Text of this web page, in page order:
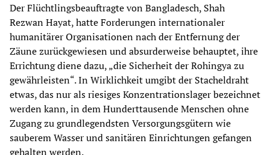
Der Flüchtlingsbeauftragte von Bangladesch, Shah
Rezwan Hayat, hatte Forderungen internationaler
humanitärer Organisationen nach der Entfernung der
Zäune zurückgewiesen und absurderweise behauptet, ihre
Errichtung diene dazu, „die Sicherheit der Rohingya zu
gewährleisten“. In Wirklichkeit umgibt der Stacheldraht
etwas, das nur als riesiges Konzentrationslager bezeichnet
werden kann, in dem Hunderttausende Menschen ohne
Zugang zu grundlegendsten Versorgungsgütern wie
sauberem Wasser und sanitären Einrichtungen gefangen
gehalten werden.